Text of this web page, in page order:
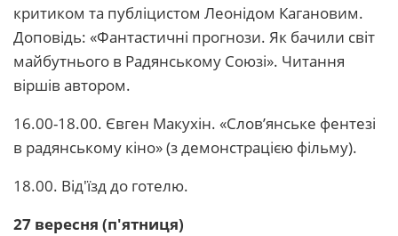
критиком та публіцистом Леонідом Кагановим.
Доповідь: «Фантастичні прогнози. Як бачили світ
майбутнього в Радянському Союзі». Читання
віршів автором.
16.00-18.00. Євген Макухін. «Слов’янське фентезі
в радянському кіно» (з демонстрацією фільму).
18.00. Від'їзд до готелю.
27 вересня (п'ятниця)